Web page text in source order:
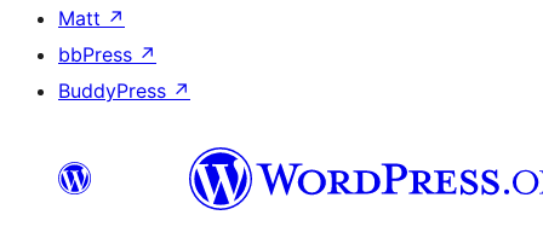
Matt ↗
bbPress ↗
BuddyPress ↗